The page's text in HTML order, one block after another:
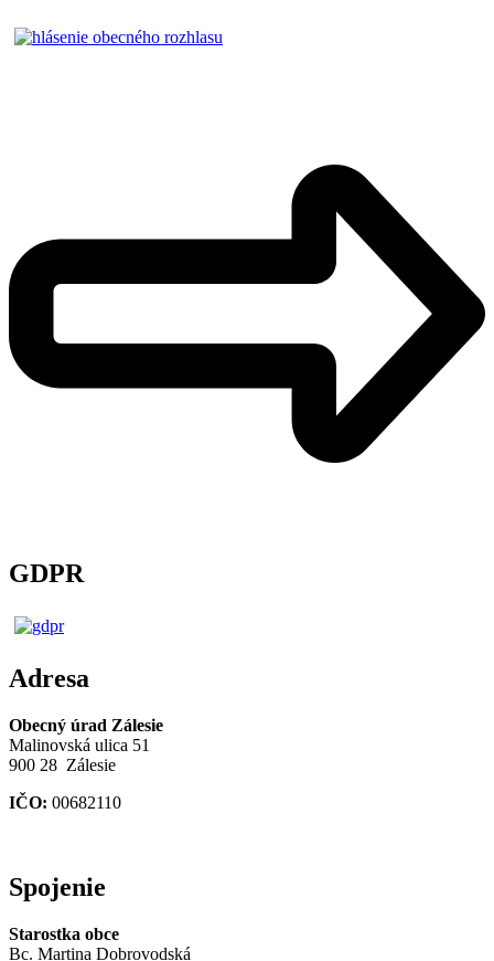
GDPR
Adresa
Obecný úrad Zálesie
Malinovská ulica 51
900 28 Zálesie
IČO: 00682110
Spojenie
Starostka obce
Bc. Martina Dobrovodská